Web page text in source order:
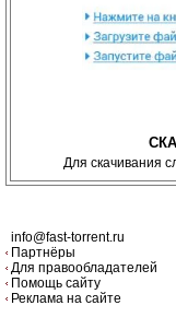
Для скачивания
info@fast-torrent.ru
Партнёры
Для правообладателей
Помощь сайту
Реклама на сайте